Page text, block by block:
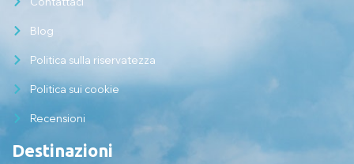
Blog
Politica sulla riservatezza
Politica sui cookie
Recensioni
Destinazioni